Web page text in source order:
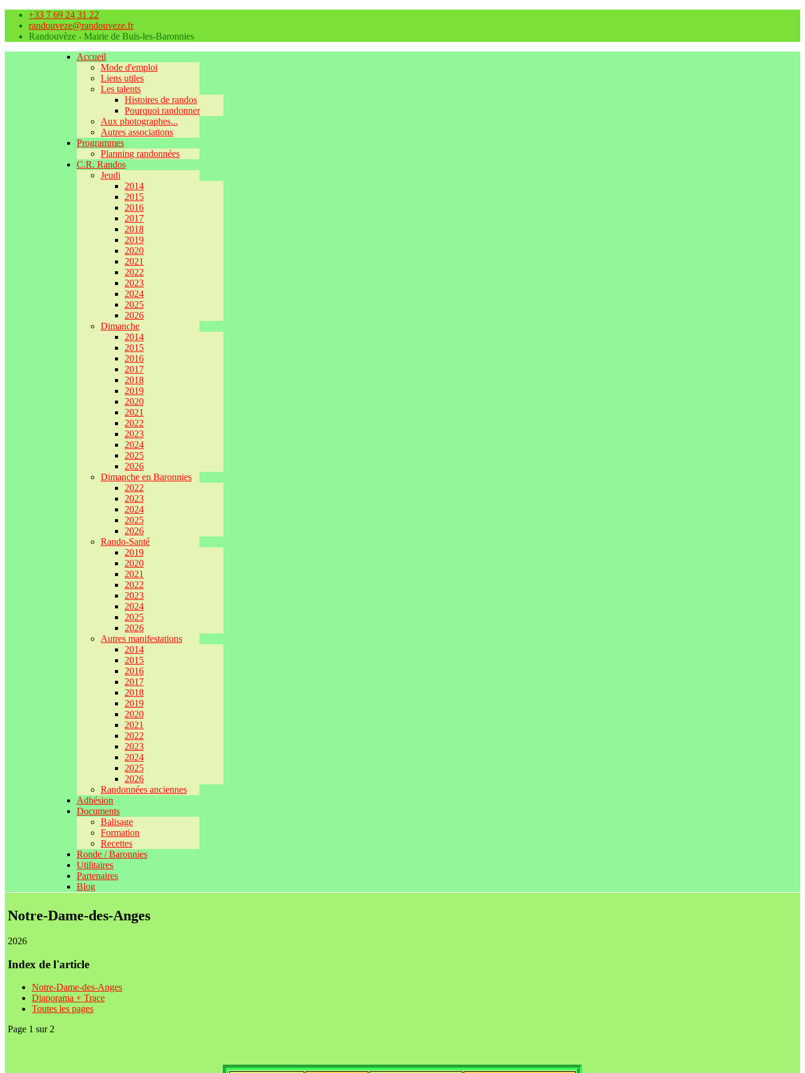
+33 7 69 24 31 22
randouveze@randouveze.fr
Randouvèze - Mairie de Buis-les-Baronnies
Accueil
Mode d'emploi
Liens utiles
Les talents
Histoires de randos
Pourquoi randonner
Aux photographes...
Autres associations
Programmes
Planning randonnées
C.R. Randos
Jeudi
2014
2015
2016
2017
2018
2019
2020
2021
2022
2023
2024
2025
2026
Dimanche
2014
2015
2016
2017
2018
2019
2020
2021
2022
2023
2024
2025
2026
Dimanche en Baronnies
2022
2023
2024
2025
2026
Rando-Santé
2019
2020
2021
2022
2023
2024
2025
2026
Autres manifestations
2014
2015
2016
2017
2018
2019
2020
2021
2022
2023
2024
2025
2026
Randonnées anciennes
Adhésion
Documents
Balisage
Formation
Recettes
Ronde / Baronnies
Utilitaires
Partenaires
Blog
Notre-Dame-des-Anges
2026
Index de l'article
Notre-Dame-des-Anges
Diaporama + Trace
Toutes les pages
Page 1 sur 2